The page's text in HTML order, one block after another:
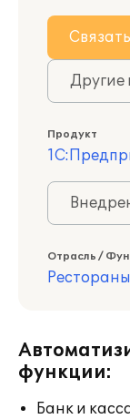
Другие
Продукт
Отрасль /
функции:
Банк и